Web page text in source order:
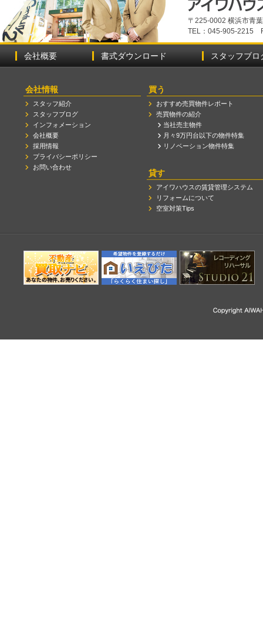
〒225-0002 横浜市青
TEL：045-905-2215
会社概要 書式ダウンロード スタッフブロ
会社情報
スタッフ紹介
スタッフブログ
インフォメーション
会社概要
採用情報
プライバシーポリシー
お問い合わせ
買う
おすすめ売買物件レポート
売買物件の紹介
当社売主物件
月々9万円台以下の物件特集
リノベーション物件特集
貸す
アイワハウスの賃貸管理システム
リフォームについて
空室対策Tips